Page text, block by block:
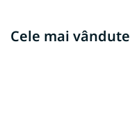
Cele mai vândute